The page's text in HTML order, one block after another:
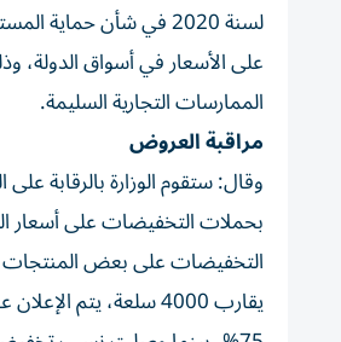
لسنة 2020 في شأن
الممارسات التجارية السليمة.
مراقبة العروض
وقال: ستقوم الوزارة بالرقابة
بحملات التخفيضات على